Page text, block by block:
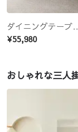
ダイニングテーブル 食卓テーブル 140cm
¥55,980
おしゃれな三人